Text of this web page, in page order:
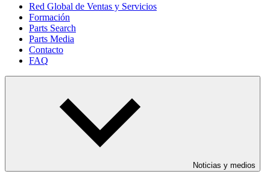
Red Global de Ventas y Servicios
Formación
Parts Search
Parts Media
Contacto
FAQ
Noticias y medios